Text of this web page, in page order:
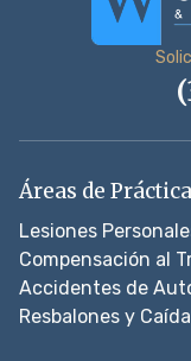
Áreas de Práctica
Lesiones
Compensación al
Accidentes de
Resbalones y